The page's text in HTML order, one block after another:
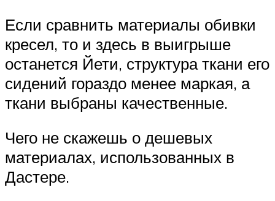
Если сравнить материалы обивки
кресел, то и здесь в выигрыше
останется Йети, структура ткани его
сидений гораздо менее маркая, а
ткани выбраны качественные.
Чего не скажешь о дешевых
материалах, использованных в
Дастере.